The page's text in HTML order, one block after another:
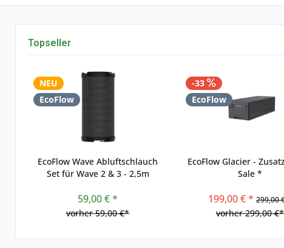
Topseller
NEU
EcoFlow
EcoFlow Wave Abluftschlauch
Set für Wave 2 & 3 - 2,5m
59,00 € *
vorher 59,00 €*
-33
EcoFlow
EcoFlow Glacier -
Sale *
199,00 € * 299,00
vorher 299,00 €*